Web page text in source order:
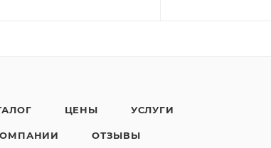
ЦЕНЫ УСЛУГИ
ОТЗЫВЫ